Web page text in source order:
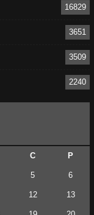
16829
3651
3509
2240
C P
5 6
12 13